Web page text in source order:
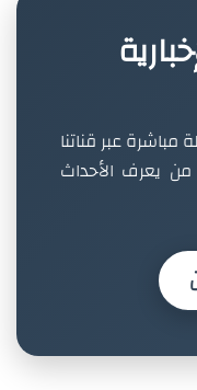
مباشرة عبر قناتنا
يعرف الأحداث